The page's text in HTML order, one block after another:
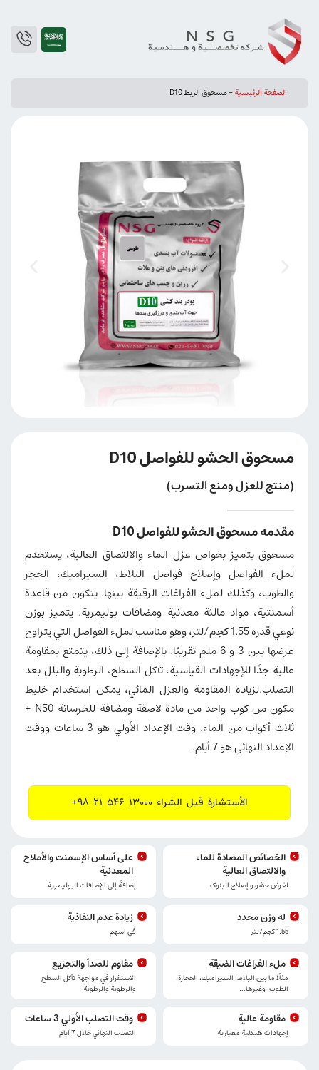
الصفحة الرئيسية-مسحوق الربط D10
مسحوق الحشو للفواصل D10
(منتج للعزل ومنع التسرب)
مقدمه مسحوق الحشو للفواصل D10
مسحوق يتميز بخواص عزل الماء والالتصاق العالية، يستخدم
لملء الفواصل وإصلاح فواصل البلاط، السيراميك، الحجر
والطوب، وكذلك لملء الفراغات الرقيقة بينها. يتكون من قاعدة
أسمنتية، مواد مالئة معدنية ومضافات بوليمرية. يتميز بوزن
نوعي قدره 1.55 كجم/لتر، وهو مناسب لملء الفواصل التي يتراوح
عرضها بين 3 و 6 ملم تقريبًا. بالإضافة إلى ذلك، يتمتع بمقاومة
عالية جدًا للإجهادات القياسية، تآكل السطح، الرطوبة والبلل بعد
التصلب.لزيادة المقاومة والعزل المائي، يمكن استخدام خليط
مكون من كوب واحد من مادة لاصقة ومضافة للخرسانة N50 +
ثلاث أكواب من الماء. وقت الإعداد الأولي هو 3 ساعات ووقت
الإعداد النهائي هو 7 أيام.
الأستشارة قبل الشراء 13000 546 21 98+
الخصائص المضادة للماء
والالتصاق العالية
لغرض حشو و إصلاح البنوک
على أساس الإسمنت والأملاح
المعدنية
إضافةً إلى الإضافات البوليمرية
له وزن محدد
1.55 كجم/لتر
زيادة عدم النفاذية
في اسهم
ملء الفراغات الضيقة
مثلًا ما بين البلاط، السيراميك، الحجارة،
الطوب، وغيرها…
مقاوم للصدأ والتجزیع
الاستقرار في مواجهة تآكل السطح
والرطوبة والرطوبة
مقاومة عالیة
إجهادات هيكلية معیارية
وقت التصلب الأولي 3 ساعات
التصلب النهائي خلال 7 أيام